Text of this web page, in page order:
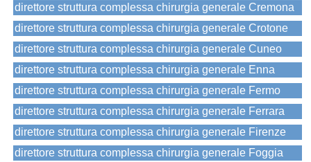
direttore struttura complessa chirurgia generale Cremona
direttore struttura complessa chirurgia generale Crotone
direttore struttura complessa chirurgia generale Cuneo
direttore struttura complessa chirurgia generale Enna
direttore struttura complessa chirurgia generale Fermo
direttore struttura complessa chirurgia generale Ferrara
direttore struttura complessa chirurgia generale Firenze
direttore struttura complessa chirurgia generale Foggia